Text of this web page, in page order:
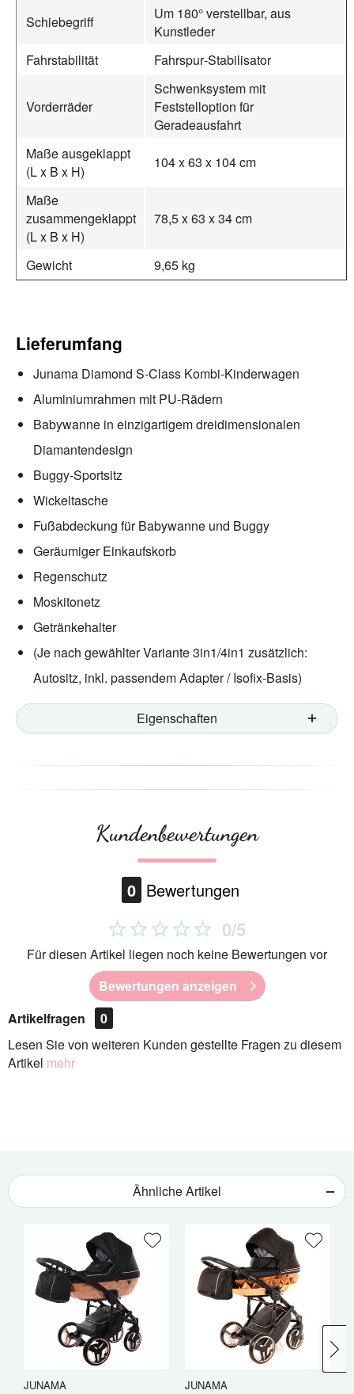
Schiebegriff
Um 180° verstellbar, aus
Kunstleder
Fahrstabilität
Fahrspur‑Stabilisator
Vorderräder
Schwenksystem mit
Feststelloption für
Geradeausfahrt
Maße ausgeklappt
(L x B x H)
104 x 63 x 104 cm
Maße
zusammengeklappt
(L x B x H)
78,5 x 63 x 34 cm
Gewicht 9,65 kg
Lieferumfang
Junama Diamond S-Class Kombi-Kinderwagen
Aluminiumrahmen mit PU-Rädern
Babywanne in einzigartigem dreidimensionalen
Diamantendesign
Buggy-Sportsitz
Wickeltasche
Fußabdeckung für Babywanne und Buggy
Geräumiger Einkaufskorb
Regenschutz
Moskitonetz
Getränkehalter
(Je nach gewählter Variante 3in1/4in1 zusätzlich:
Autositz, inkl. passendem Adapter / Isofix-Basis)
Eigenschaften
Kundenbewertungen
0 Bewertungen
0/5
Für diesen Artikel liegen noch keine Bewertungen vor
Bewertungen anzeigen
Artikelfragen
0
Lesen Sie von weiteren Kunden gestellte Fragen zu diesem
Artikel mehr
Ähnliche Artikel
JUNAMA JUNAMA